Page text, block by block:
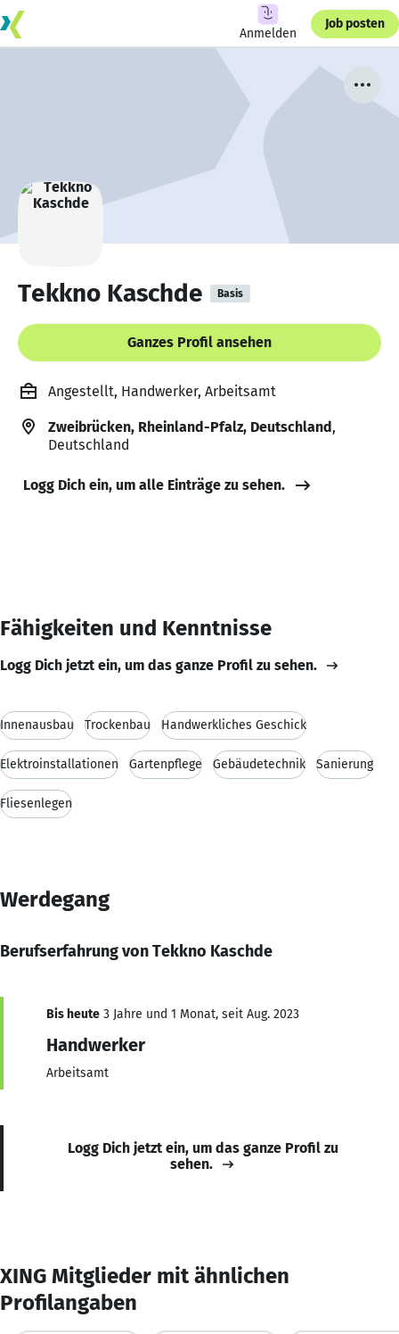
Anmelden
Job posten
Tekkno Kaschde Basis
Ganzes Profil ansehen
Angestellt, Handwerker, Arbeitsamt
Zweibrücken, Rheinland-Pfalz, Deutschland,
Deutschland
Logg Dich ein, um alle Einträge zu sehen.
Fähigkeiten und Kenntnisse
Logg Dich jetzt ein, um das ganze Profil zu sehen.
Innenausbau Trockenbau Handwerkliches Geschick
Elektroinstallationen Gartenpflege Gebäudetechnik Sanierung
Fliesenlegen
Werdegang
Berufserfahrung von Tekkno Kaschde
Bis heute 3 Jahre und 1 Monat, seit Aug. 2023
Handwerker
Arbeitsamt
Logg Dich jetzt ein, um das ganze Profil zu
sehen.
XING Mitglieder mit ähnlichen
Profilangaben